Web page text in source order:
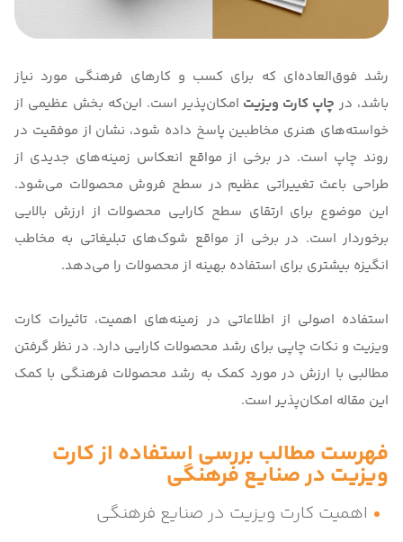
رشد فوق‌العاده‌ای که برای کسب و کارهای فرهنگی مورد نیاز
باشد، در چاپ کارت ویزیت امکان‌پذیر است. این‌که بخش عظیمی از
خواسته‌های هنری مخاطبین پاسخ داده شود، نشان از موفقیت در
روند چاپ است. در برخی از مواقع انعکاس زمینه‌های جدیدی از
طراحی باعث تغییراتی عظیم در سطح فروش محصولات می‌شود.
این موضوع برای ارتقای سطح کارایی محصولات از ارزش بالایی
برخوردار است. در برخی از مواقع شوک‌های تبلیغاتی به مخاطب
انگیزه بیشتری برای استفاده بهینه از محصولات را می‌دهد.
استفاده اصولی از اطلاعاتی در زمینه‌های اهمیت، تاثیرات کارت
ویزیت و نکات چاپی برای رشد محصولات کارایی دارد. در نظر گرفتن
مطالبی با ارزش در مورد کمک به رشد محصولات فرهنگی با کمک
این مقاله امکان‌پذیر است.
فهرست مطالببررسی استفاده از کارت
ویزیت در صنایع فرهنگی
اهمیت کارت ویزیت در صنایع فرهنگی